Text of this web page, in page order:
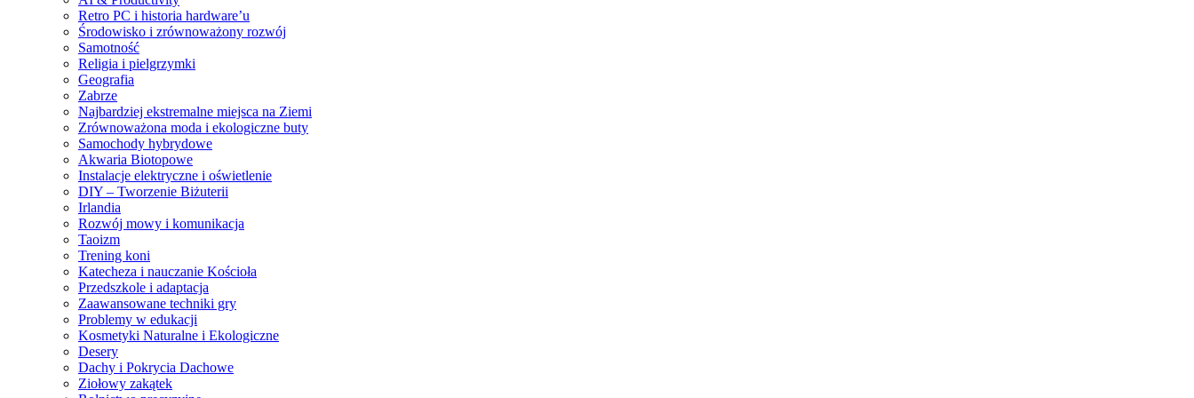
Retro PC i historia hardware’u
Środowisko i zrównoważony rozwój
Samotność
Religia i pielgrzymki
Geografia
Zabrze
Najbardziej ekstremalne miejsca na Ziemi
Zrównoważona moda i ekologiczne buty
Samochody hybrydowe
Akwaria Biotopowe
Instalacje elektryczne i oświetlenie
DIY – Tworzenie Biżuterii
Irlandia
Rozwój mowy i komunikacja
Taoizm
Trening koni
Katecheza i nauczanie Kościoła
Przedszkole i adaptacja
Zaawansowane techniki gry
Problemy w edukacji
Kosmetyki Naturalne i Ekologiczne
Desery
Dachy i Pokrycia Dachowe
Ziołowy zakątek